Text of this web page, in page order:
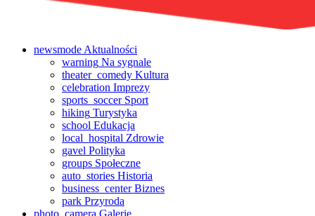
newsmode Aktualności
warning Na sygnale
theater_comedy Kultura
celebration Imprezy
sports_soccerSport
hiking Turystyka
school Edukacja
local_hospital Zdrowie
gavel Polityka
groups Społeczne
auto_stories Historia
business_centerBiznes
park Przyroda
photo_camera Galerie